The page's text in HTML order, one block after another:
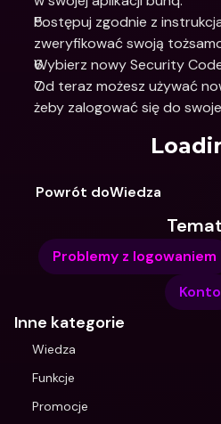
Postępuj zgodnie z
zweryfikować swoją
Wybierz nowy Security
Od teraz możesz używać
żeby zalogować się do
Powrót doWiedza
Problemy z logowaniem
Konto
Inne kategorie
Wiedza
Funkcje
Promocje